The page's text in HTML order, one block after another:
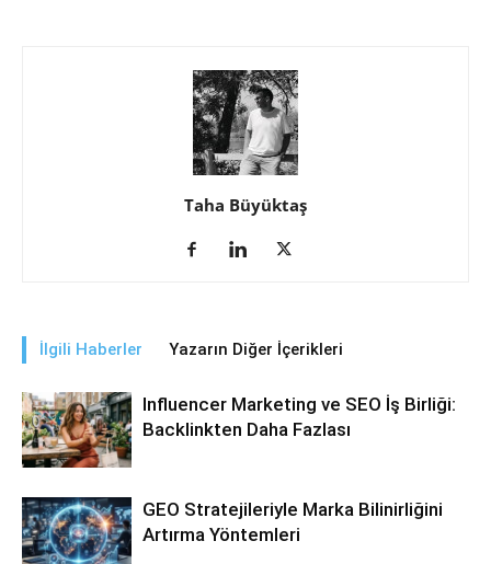
Taha Büyüktaş
İlgili Haberler Yazarın Diğer İçerikleri
Influencer Marketing ve SEO İş Birliği:
Backlinkten Daha Fazlası
GEO Stratejileriyle Marka Bilinirliğini
Artırma Yöntemleri